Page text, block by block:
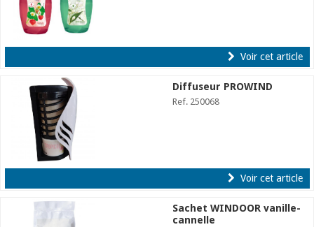
Voir cet article
Diffuseur PROWIND
Ref. 250068
Voir cet article
Sachet WINDOOR vanille-
cannelle